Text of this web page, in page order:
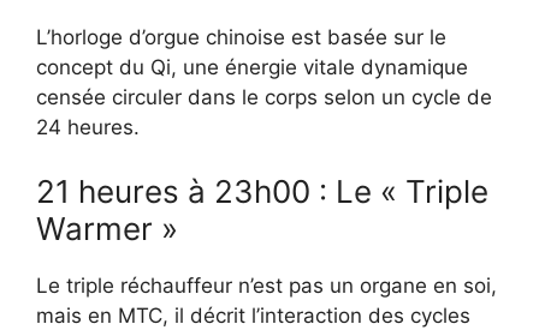
L’horloge d’orgue chinoise est basée sur le
concept du Qi, une énergie vitale dynamique
censée circuler dans le corps selon un cycle de
24 heures.
21 heures à 23h00 : Le « Triple
Warmer »
Le triple réchauffeur n’est pas un organe en soi,
mais en MTC, il décrit l’interaction des cycles